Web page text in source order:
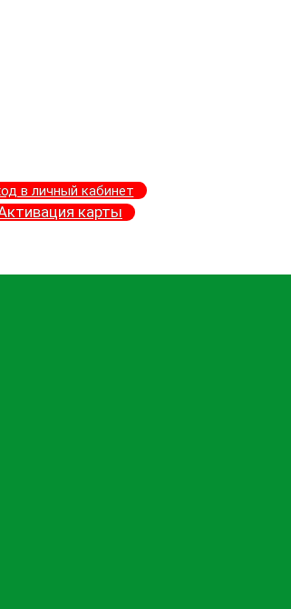
в личный кабинет
карты